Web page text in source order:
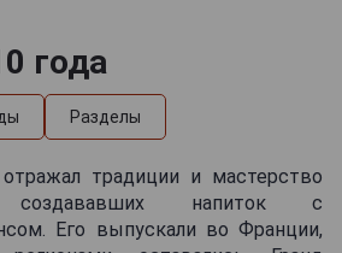
года
Разделы
традиции и мастерство
создававших напиток с
Его выпускали во Франции,